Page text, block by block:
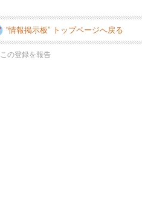
“情報掲示板” トップページへ戻る
この登録を報告